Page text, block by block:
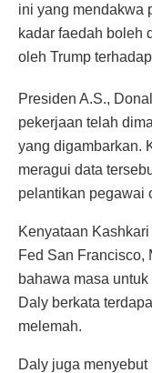
ini yang mendakwa
kadar faedah boleh
oleh Trump
Presiden A.S.,
pekerjaan telah
yang digambarkan.
meragui data
pelantikan pegawai
Kenyataan
Fed San Francisco,
bahawa masa
Daly berkata
melemah.
Daly juga